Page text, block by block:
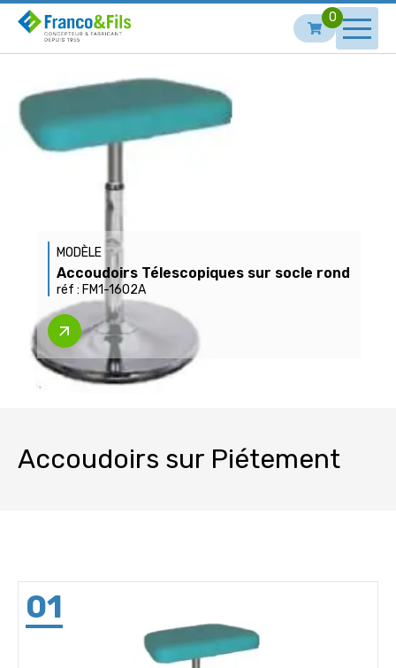
0
MODÈLE
Accoudoirs Télescopiques sur socle rond
réf : FM1-1602A
Accoudoirs sur Piétement
01